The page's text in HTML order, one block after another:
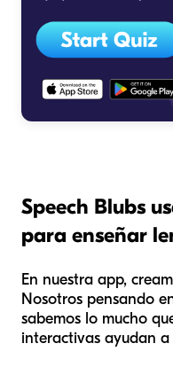
Speech Blubs
para enseñar
En nuestra app,
Nosotros pensando
sabemos lo mucho
interactivas ayudan a